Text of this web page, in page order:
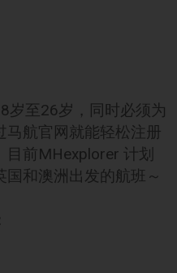
岁至26岁，同时必须为
马航官网就能轻松注册
目前MHexplorer 计划
和澳洲出发的航班～